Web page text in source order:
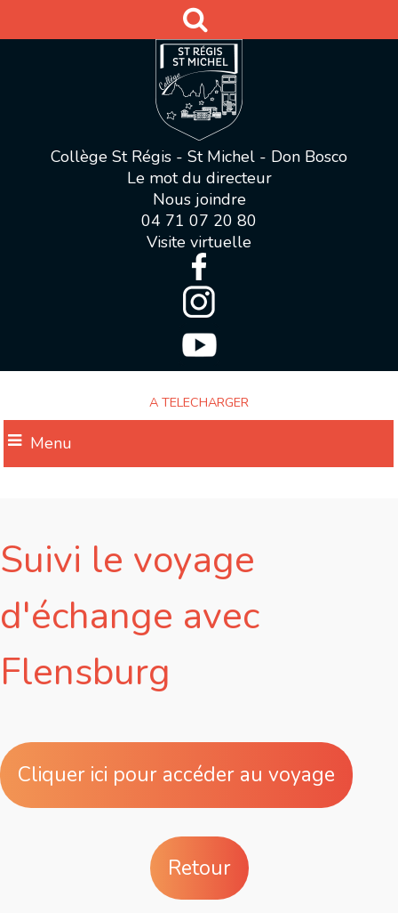
Collège St Régis - St Michel - Don Bosco
Le mot du directeur
Nous joindre
04 71 07 20 80
Visite virtuelle
A TELECHARGER
Menu
Suivi le voyage
d'échange avec
Flensburg
Cliquer ici pour accéder au voyage
Retour